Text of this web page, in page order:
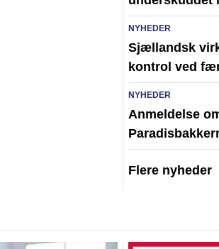
NYHEDER
Sjællandsk
kontrol ved
NYHEDER
Anmeldelse
Flere nyheder